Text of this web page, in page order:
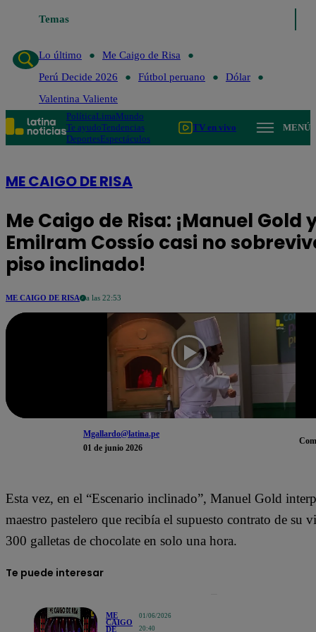
Temas
Lo último
Me Caigo de Risa
Perú Decide 2026
Fútbol peruano
Dólar
Valentina Valiente
PolíticaLimaMundo
Te ayudoTendencias
DeportesEspectáculos
TV en vivo MENÚ
ME CAIGO DE RISA
Me Caigo de Risa: ¡Manuel Gold
Emilram Cossío casi no
piso inclinado!
ME CAIGO DE RISA a las 22:53
Mgallardo@latina.pe
01 de junio 2026
Esta vez, en el “Escenario inclinado”, Manuel Gold
maestro pastelero que recibía el supuesto contrato de su
300 galletas de chocolate en solo una hora.
Te puede interesar
ME
CAIGO
DE
01/06/2026
20:40